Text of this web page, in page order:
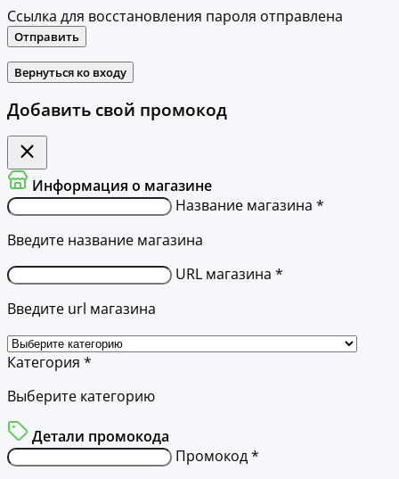
Ссылка для восстановления пароля отправлена
Отправить
Вернуться ко входу
Добавить свой промокод
Информация о магазине
Название магазина *
Введите название магазина
URL магазина *
Введите url магазина
Категория *
Выберите категорию
Детали промокода
Промокод *